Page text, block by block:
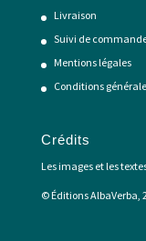
Livraison
Suivi de
Mentions légales
Conditions
Crédits
Les images et les
© Éditions AlbaVerba,